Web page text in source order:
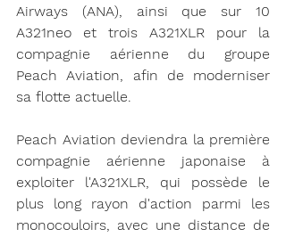
Airways (ANA), ainsi que sur 10
A321neo et trois A321XLR pour la
compagnie aérienne du groupe
Peach Aviation, afin de moderniser
sa flotte actuelle.
Peach Aviation deviendra la première
compagnie aérienne japonaise à
exploiter l'A321XLR, qui possède le
plus long rayon d'action parmi les
monocouloirs, avec une distance de